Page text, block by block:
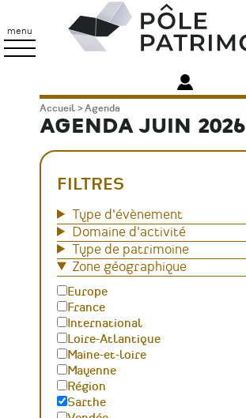
contenu
principal
menu
Patrimoine
Fil
d'Ariane
Accueil Agenda
AGENDA JUIN 2026
FILTRES
Type d'évènement
Domaine d'activité
Type de patrimoine
Zone géographique
Europe
France
International
Loire-Atlantique
Maine-et-loire
Mayenne
Région
Sarthe